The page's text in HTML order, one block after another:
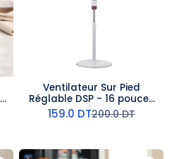
Ventilateur Sur Pied
Réglable DSP - 16 pouces
- 60 W
159.0 DT200.0DT